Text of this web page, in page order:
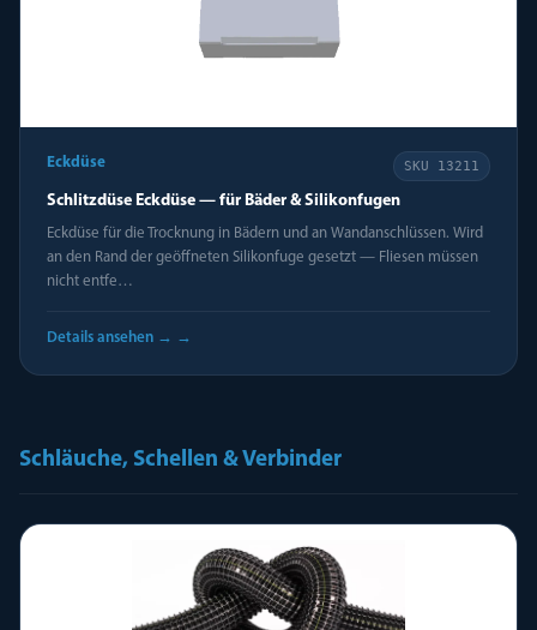
Eckdüse SKU 13211
Schlitzdüse Eckdüse — für Bäder & Silikonfugen
Eckdüse für die Trocknung in Bädern und an Wandanschlüssen. Wird
an den Rand der geöffneten Silikonfuge gesetzt — Fliesen müssen
nicht entfe…
Details ansehen → →
Schläuche, Schellen & Verbinder